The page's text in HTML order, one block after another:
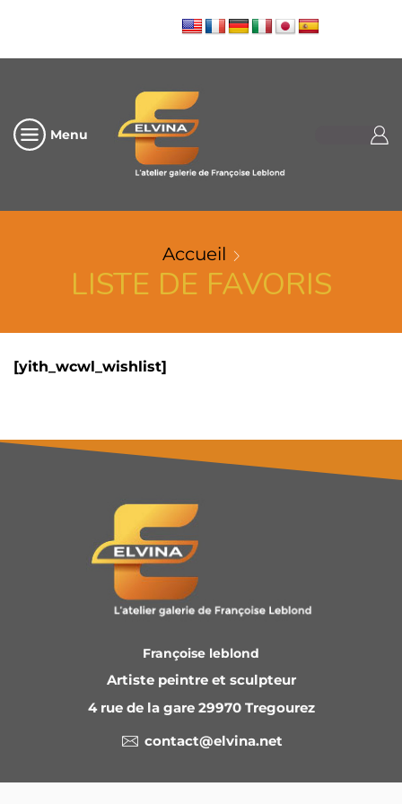
Menu
Accueil
LISTE DE FAVORIS
[yith_wcwl_wishlist]
Françoise leblond
Artiste peintre et sculpteur
4 rue de la gare 29970 Tregourez
contact@elvina.net